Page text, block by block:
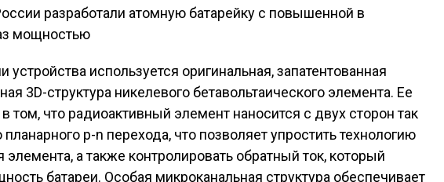
устройства используется оригинальная, запатентованная
3D-структура никелевого бетавольтаического элемента. Ее
том, что радиоактивный элемент наносится с двух сторон так
p-n перехода, что позволяет упростить технологию
элемента, а также контролировать обратный ток, который
батареи. Особая микроканальная структура обеспечивает